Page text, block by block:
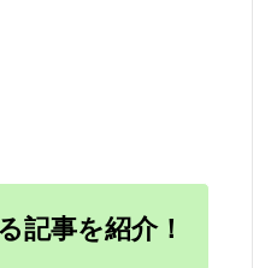
記事を紹介！